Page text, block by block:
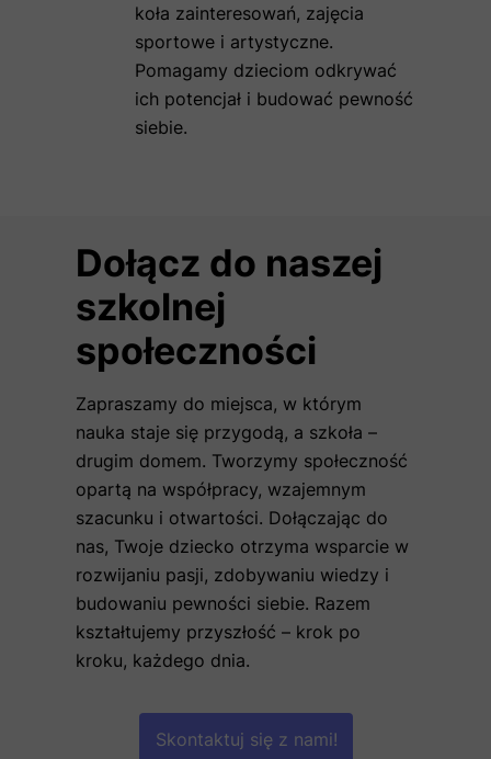
koła zainteresowań, zajęcia
sportowe i artystyczne.
Pomagamy dzieciom odkrywać
ich potencjał i budować pewność
siebie.
Skontaktuj się z nami!
Zapraszamy do miejsca, w którym
nauka staje się przygodą, a szkoła –
drugim domem. Tworzymy społeczność
opartą na współpracy, wzajemnym
szacunku i otwartości. Dołączając do
nas, Twoje dziecko otrzyma wsparcie w
rozwijaniu pasji, zdobywaniu wiedzy i
budowaniu pewności siebie. Razem
kształtujemy przyszłość – krok po
kroku, każdego dnia.
Dołącz do naszej
szkolnej
społeczności